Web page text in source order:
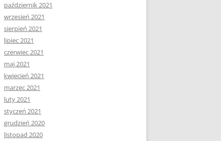
październik 2021
wrzesień 2021
sierpień 2021
lipiec 2021
czerwiec 2021
maj 2021
kwiecień 2021
marzec 2021
luty 2021
styczeń 2021
grudzień 2020
listopad 2020